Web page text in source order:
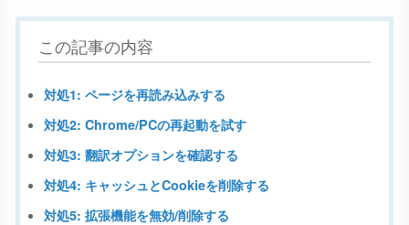
この記事の内容
対処1: ページを再読み込みする
対処2: Chrome/PCの再起動を試す
対処3: 翻訳オプションを確認する
対処4: キャッシュとCookieを削除する
対処5: 拡張機能を無効/削除する